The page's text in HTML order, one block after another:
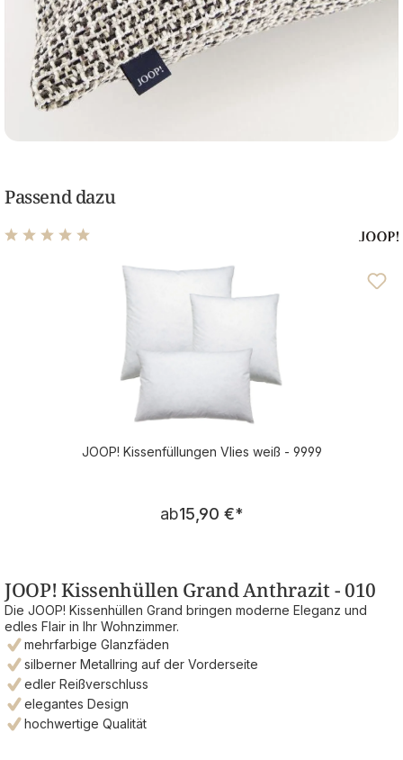
Passend dazu
JOOP! Kissenfüllungen Vlies weiß - 9999
Regulärer Preis:
ab15,90 €*
JOOP! Kissenhüllen Grand Anthrazit - 010
Die JOOP! Kissenhüllen Grand bringen moderne Eleganz und
edles Flair in Ihr Wohnzimmer.
mehrfarbige Glanzfäden
silberner Metallring auf der Vorderseite
edler Reißverschluss
elegantes Design
hochwertige Qualität